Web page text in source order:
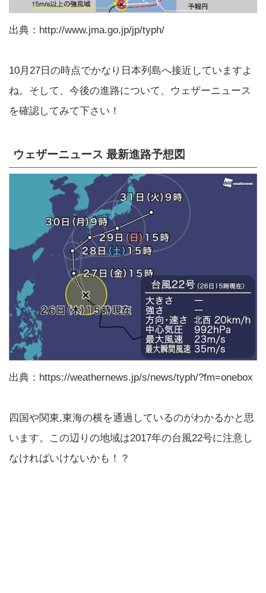
出典：http://www.jma.go.jp/jp/typh/
10月27日の時点でかなり日本列島へ接近していますよ
ね。そして、今後の進路について、ウェザーニュース
を確認してみて下さい！
ウェザーニュース 最新進路予想図
出典：https://weathernews.jp/s/news/typh/?fm=onebox
四国や関東,東海の横を通過しているのがわかるかと思
います。この辺りの地域は2017年の台風22号に注意し
なければいけないかも！？